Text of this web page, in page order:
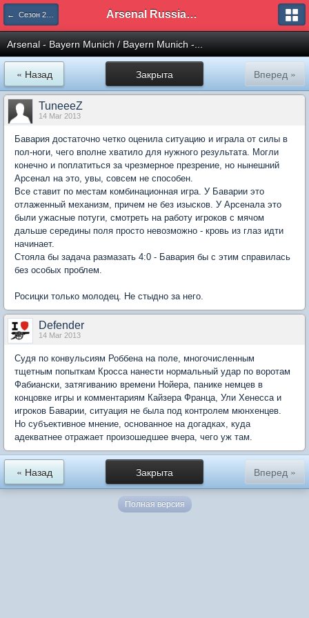
← Сезон 2012/13 Arsenal Russian Speaking Supporters Club
Arsenal - Bayern Munich / Bayern Munich -...
Закрыта
« Назад Вперед »
TuneeeZ
14 Mar 2013
Бавария достаточно четко оценила ситуацию и играла от силы в
пол-ноги, чего вполне хватило для нужного результата. Могли
конечно и поплатиться за чрезмерное презрение, но нынешний
Арсенал на это, увы, совсем не способен.
Все ставит по местам комбинационная игра. У Баварии это
отлаженный механизм, причем не без изысков. У Арсенала это
были ужасные потуги, смотреть на работу игроков с мячом
дальше середины поля просто невозможно - кровь из глаз идти
начинает.
Стояла бы задача размазать 4:0 - Бавария бы с этим справилась
без особых проблем.
Росицки только молодец. Не стыдно за него.
Defender
14 Mar 2013
Судя по конвульсиям Роббена на поле, многочисленным
тщетным попыткам Кросса нанести нормальный удар по воротам
Фабиански, затягиванию времени Нойера, панике немцев в
концовке игры и комментариям Кайзера Франца, Ули Хенесса и
игроков Баварии, ситуация не была под контролем мюнхенцев.
Но субъективное мнение, основанное на догадках, куда
адекватнее отражает произошедшее вчера, чего уж там.
Закрыта
« Назад Вперед »
Полная версия